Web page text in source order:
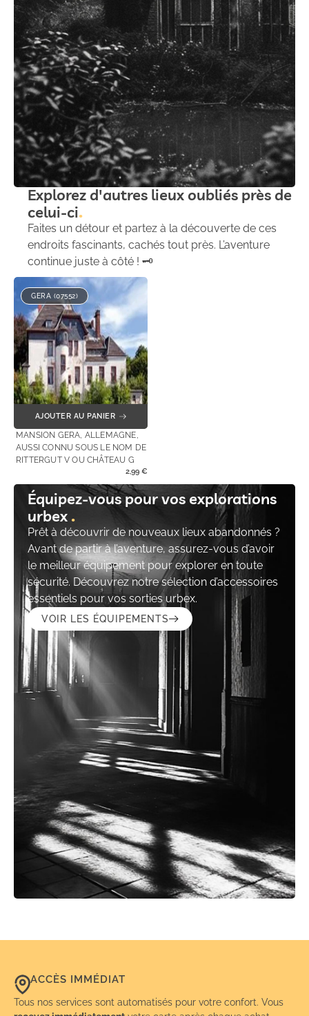
Explorez d'autres lieux oubliés près de
celui-ci
Faites un détour et partez à la découverte de ces
endroits fascinants, cachés tout près. L’aventure
continue juste à côté ! 🗝️
GERA (07552)
AJOUTER AU PANIER
MANSION GERA, ALLEMAGNE,
AUSSI CONNU SOUS LE NOM DE
RITTERGUT V OU CHÂTEAU G
2,99 €
Équipez-vous pour vos explorations
urbex
Prêt à découvrir de nouveaux lieux abandonnés ?
Avant de partir à l’aventure, assurez-vous d’avoir
le meilleur équipement pour explorer en toute
sécurité. Découvrez notre sélection d’accessoires
essentiels pour vos sorties urbex.
VOIR LES ÉQUIPEMENTS
ACCÈS IMMÉDIAT
Tous nos services sont automatisés pour votre confort. Vous